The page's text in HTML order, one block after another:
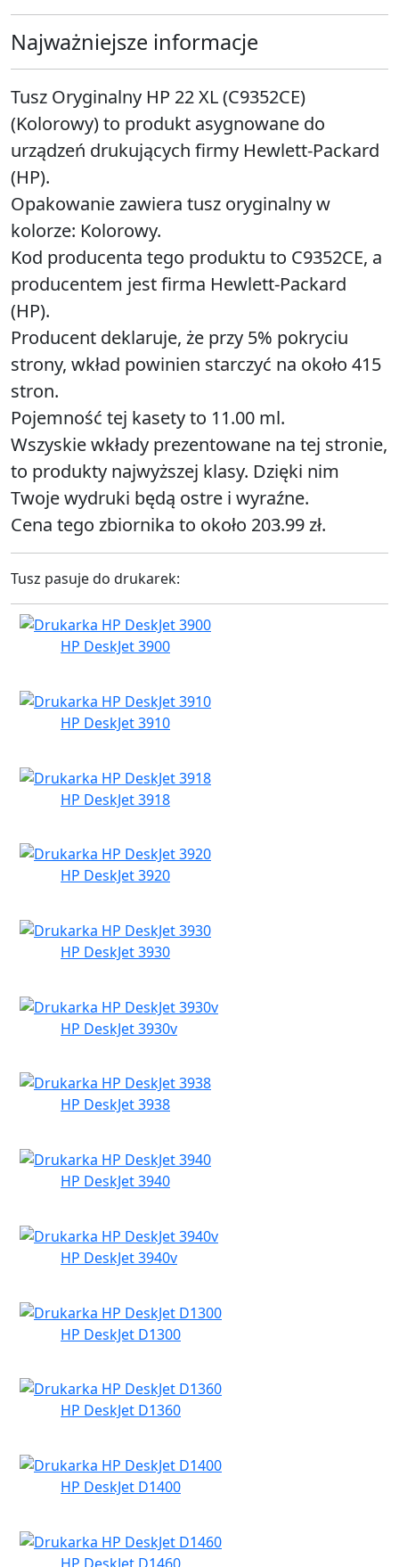
Najważniejsze informacje
Tusz Oryginalny HP 22 XL (C9352CE)
(Kolorowy) to produkt asygnowane do
urządzeń drukujących firmy Hewlett-Packard
(HP).
Opakowanie zawiera tusz oryginalny w
kolorze: Kolorowy.
Kod producenta tego produktu to C9352CE, a
producentem jest firma Hewlett-Packard
(HP).
Producent deklaruje, że przy 5% pokryciu
strony, wkład powinien starczyć na około 415
stron.
Pojemność tej kasety to 11.00 ml.
Wszyskie wkłady prezentowane na tej stronie,
to produkty najwyższej klasy. Dzięki nim
Twoje wydruki będą ostre i wyraźne.
Cena tego zbiornika to około 203.99 zł.
Tusz pasuje do drukarek:
HP DeskJet 3900
HP DeskJet 3910
HP DeskJet 3918
HP DeskJet 3920
HP DeskJet 3930
HP DeskJet 3930v
HP DeskJet 3938
HP DeskJet 3940
HP DeskJet 3940v
HP DeskJet D1300
HP DeskJet D1360
HP DeskJet D1400